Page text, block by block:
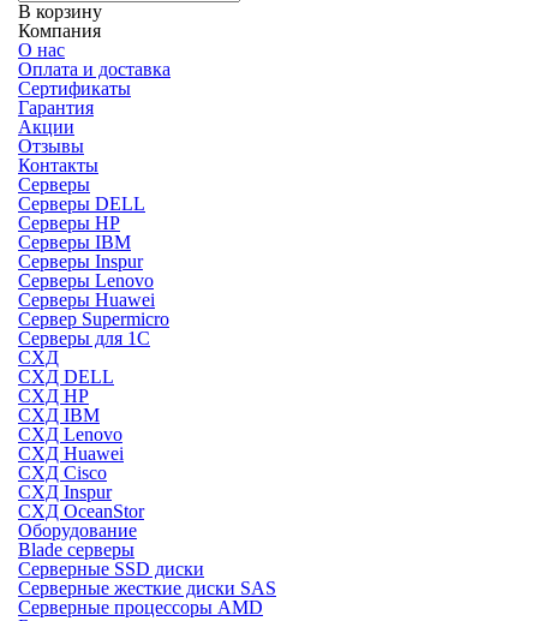
В корзину
Компания
О нас
Оплата и доставка
Сертификаты
Гарантия
Акции
Отзывы
Контакты
Серверы
Серверы DELL
Серверы HP
Серверы IBM
Серверы Inspur
Серверы Lenovo
Серверы Huawei
Сервер Supermicro
Серверы для 1C
СХД
СХД DELL
СХД HP
СХД IBM
СХД Lenovo
СХД Huawei
СХД Cisco
СХД Inspur
СХД OceanStor
Оборудование
Blade серверы
Серверные SSD диски
Cерверные жесткие диски SAS
Серверные процессоры AMD